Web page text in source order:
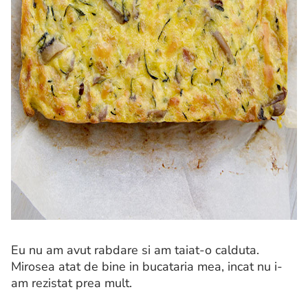
Eu nu am avut rabdare si am taiat-o calduta.
Mirosea atat de bine in bucataria mea, incat nu i-
am rezistat prea mult.